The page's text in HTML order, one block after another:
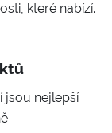
které nabízí.
jsou nejlepší